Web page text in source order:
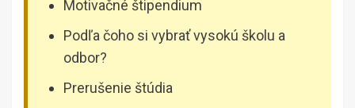
Motivačné štipendium
Podľa čoho si vybrať vysokú školu a
odbor?
Prerušenie štúdia